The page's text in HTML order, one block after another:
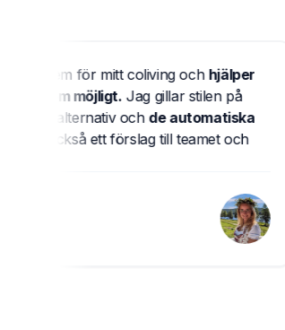
för mitt coliving ochhjälper
som möjligt.Jag gillar stilen på
justerbara alternativ ochde automatiska
Jag gav också ett förslag till teamet och